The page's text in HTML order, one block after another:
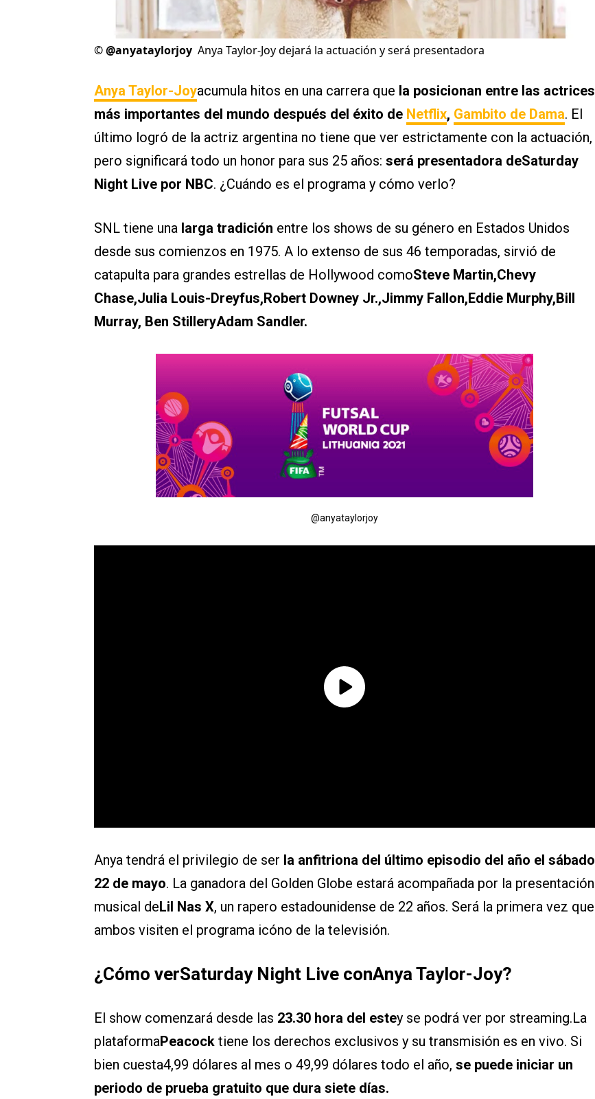
©@anyataylorjoy Anya Taylor-Joy dejará la actuación y será presentadora
Anya Taylor-Joyacumula hitos en una carrera que la posicionan entre las actrices
más importantes del mundo después del éxito de Netflix, Gambito de Dama. El
último logró de la actriz argentina no tiene que ver estrictamente con la actuación,
pero significará todo un honor para sus 25 años: será presentadora deSaturday
Night Live por NBC. ¿Cuándo es el programa y cómo verlo?
SNL tiene una larga tradición entre los shows de su género en Estados Unidos
desde sus comienzos en 1975. A lo extenso de sus 46 temporadas, sirvió de
catapulta para grandes estrellas de Hollywood comoSteve Martin,Chevy
Chase,Julia Louis-Dreyfus,Robert Downey Jr.,Jimmy Fallon,Eddie Murphy,Bill
Murray, Ben StilleryAdam Sandler.
@anyataylorjoy
Anya tendrá el privilegio de ser la anfitriona del último episodio del año el sábado
22 de mayo. La ganadora del Golden Globe estará acompañada por la presentación
musical deLil Nas X, un rapero estadounidense de 22 años. Será la primera vez que
ambos visiten el programa icóno de la televisión.
¿Cómo verSaturday Night Live conAnya Taylor-Joy?
El show comenzará desde las 23.30 hora del estey se podrá ver por streaming.La
plataformaPeacock tiene los derechos exclusivos y su transmisión es en vivo. Si
bien cuesta4,99 dólares al mes o 49,99 dólares todo el año, se puede iniciar un
periodo de prueba gratuito que dura siete días.